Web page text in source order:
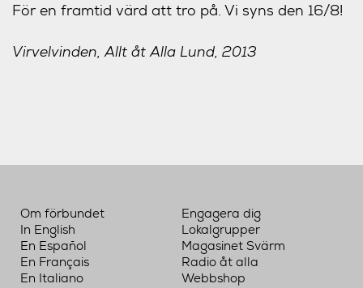
För en framtid värd att tro på. Vi syns den 16/8!
Virvelvinden, Allt åt Alla Lund, 2013
Om förbundet
In English
En Español
En Français
En Italiano
Engagera dig
Lokalgrupper
Magasinet Svärm
Radio åt alla
Webbshop